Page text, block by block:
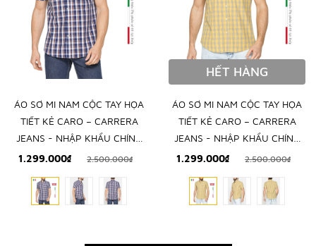
ÁO SƠ MI NAM CỘC TAY HỌA
TIẾT KẺ CARO – CARRERA
JEANS - NHẬP KHẨU CHÍNH
NGẠCH TỪ Ý
1.299.000₫ 2.500.000₫
HẾT HÀNG
ÁO SƠ MI NAM CỘC TAY HỌA
TIẾT KẺ CARO – CARRERA
JEANS - NHẬP KHẨU CHÍNH
NGẠCH TỪ Ý
1.299.000₫ 2.500.000₫